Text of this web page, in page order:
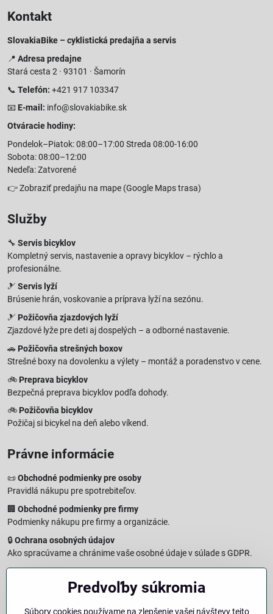
Kontakt
SlovakiaBike – cyklistická predajňa a servis
📍 Adresa predajne
Stará cesta 2 · 93101 · Šamorín
📞 Telefón: +421 917 103347
📧 E-mail: info@slovakiabike.sk
Otváracie hodiny:
Pondelok–Piatok: 08:00–17:00 Streda 08:00-16:00
Sobota: 08:00–12:00
Nedeľa: Zatvorené
👉Zobraziť predajňu na mape (Google Maps trasa)
Služby
🔧 Servis bicyklov
Kompletný servis, nastavenie a opravy bicyklov – rýchlo a
profesionálne.
🎿 Servis lyží
Brúsenie hrán, voskovanie a príprava lyží na sezónu.
🎿 Požičovňa zjazdových lyží
Zjazdové lyže pre deti aj dospelých – a odborné nastavenie.
🚗 Požičovňa strešných boxov
Strešné boxy na dovolenku a výlety – montáž a poradenstvo v cene.
🚲 Preprava bicyklov
Bezpečná preprava bicyklov podľa dohody.
🚲 Požičovňa bicyklov
Požičaj si bicykel na deň alebo víkend.
Právne informácie
📜 Obchodné podmienky pre osoby
Pravidlá nákupu pre spotrebiteľov.
🏢 Obchodné podmienky pre firmy
Podmienky nákupu pre firmy a organizácie.
🔒Ochrana osobných údajov
Ako spracúvame a chránime vaše osobné údaje v súlade s GDPR.
🧾Reklamačný formulár
Jednoduché podanie reklamácie
Predvoľby súkromia
Súbory cookies používame na zlepšenie vašej návštevy tejto